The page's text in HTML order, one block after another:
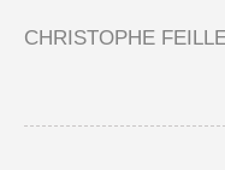
CHRISTOPHE